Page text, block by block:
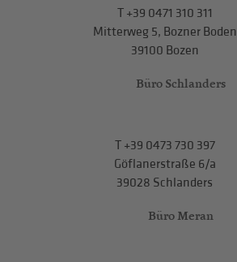
T+39 0471 310 311
Mitterweg 5, Bozner Boden
39100 Bozen
Büro Schlanders
T+39 0473 730 397
Göflanerstraße 6/a
39028 Schlanders
Büro Meran